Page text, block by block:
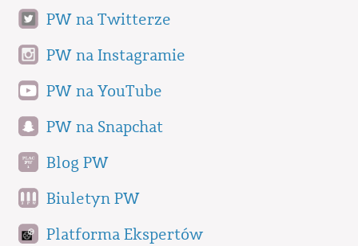
PW na Twitterze
PW na Instagramie
PW na YouTube
PW na Snapchat
Blog PW
Biuletyn PW
Platforma Ekspertów